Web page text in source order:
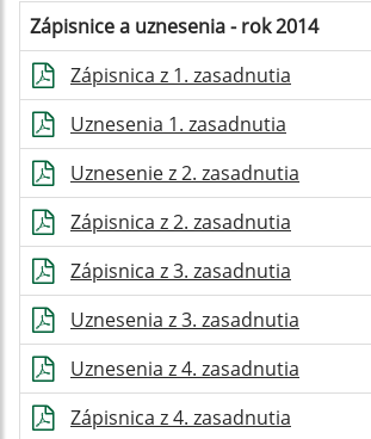
Zápisnice a uznesenia - rok 2014
Zápisnica z 1. zasadnutia
Uznesenia 1. zasadnutia
Uznesenie z 2. zasadnutia
Zápisnica z 2. zasadnutia
Zápisnica z 3. zasadnutia
Uznesenia z 3. zasadnutia
Uznesenia z 4. zasadnutia
Zápisnica z 4. zasadnutia